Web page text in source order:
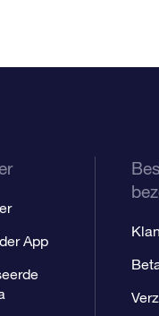
App